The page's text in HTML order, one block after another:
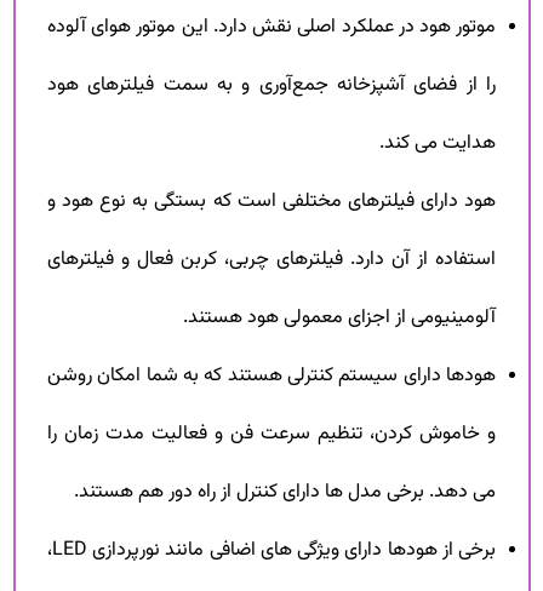
موتور هود در عملکرد اصلی نقش دارد. این موتور هوای آلوده
را از فضای آشپزخانه جمع‌آوری و به سمت فیلترهای هود
هدایت می کند.
هود دارای فیلترهای مختلفی است که بستگی به نوع هود و
استفاده از آن دارد. فیلترهای چربی، کربن فعال و فیلترهای
آلومینیومی از اجزای معمولی هود هستند.
هودها دارای سیستم کنترلی هستند که به شما امکان روشن
و خاموش کردن، تنظیم سرعت فن و فعالیت مدت زمان را
می دهد. برخی مدل ها دارای کنترل از راه دور هم هستند.
برخی از هودها دارای ویژگی های اضافی مانند نورپردازی LED،